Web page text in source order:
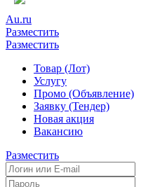
Au.ru
Разместить
Разместить
Товар (Лот)
Услугу
Промо (Объявление)
Заявку (Тендер)
Новая акция
Вакансию
Разместить